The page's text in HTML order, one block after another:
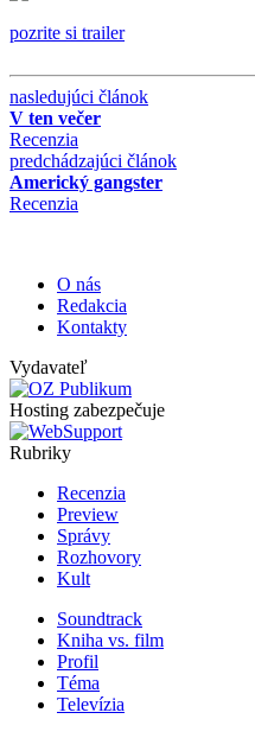
pozrite si trailer
nasledujúci článok
V ten večer
Recenzia
predchádzajúci článok
Americký gangster
Recenzia
O nás
Redakcia
Kontakty
Vydavateľ
Hosting zabezpečuje
Rubriky
Recenzia
Preview
Správy
Rozhovory
Kult
Soundtrack
Kniha vs. film
Profil
Téma
Televízia